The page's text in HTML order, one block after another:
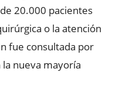
20.000 pacientes
o la atención
fue consultada por
nueva mayoría